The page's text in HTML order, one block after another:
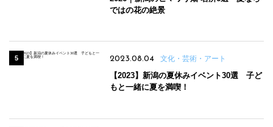
ではの花の絶景
2023.08.04 文化・芸術・アート
【2023】新潟の夏休みイベント30選 子ど
もと一緒に夏を満喫！